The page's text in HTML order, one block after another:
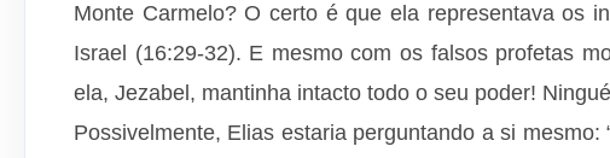
Monte Carmelo? O certo é que ela representava os
Israel (16:29-32). E mesmo com os falsos profetas
ela, Jezabel, mantinha intacto todo o seu poder!
Possivelmente, Elias estaria perguntando a si